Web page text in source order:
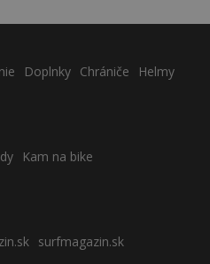
Doplnky Chrániče
Helmy
Kam na bike
surfmagazin.sk